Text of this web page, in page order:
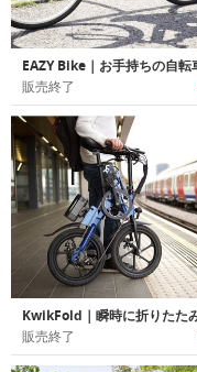
販売終了
販売終了